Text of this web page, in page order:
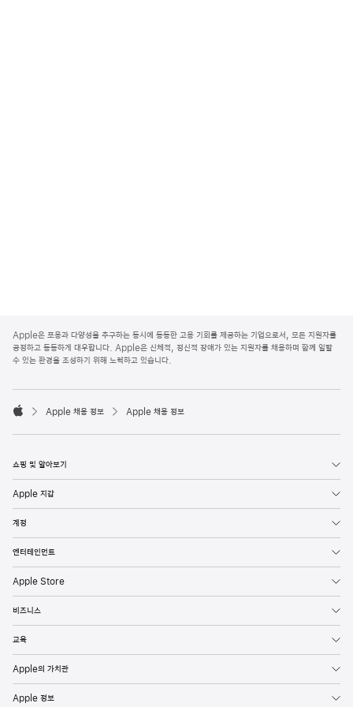
p
p
l
o
e
Apple은 포용과 다양성을 추구하는 동시에 동등한 고용 기회를 제공하는 기업으로서, 모든 지원자를
공정하고 동등하게 대우합니다. Apple은 신체적, 정신적 장애가 있는 지원자를 채용하며 함께 일할
수 있는 환경을 조성하기 위해 노력하고 있습니다.

p
l
Apple 채용 정보 Apple 채용 정보
쇼핑 및 알아보기
Apple 지갑
계정
엔터테인먼트
Apple Store
비즈니스
교육
Apple의 가치관
Apple 정보